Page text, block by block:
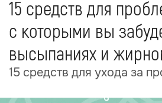
15 средств для
с которыми вы
высыпаниях и
15 средств для ухода за